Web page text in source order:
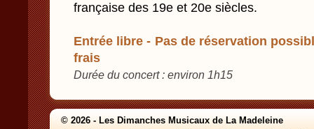
française des 19e et 20e siècles.
Entrée libre - Pas de réservation
frais
Durée du concert : environ 1h15
© 2026 - Les Dimanches Musicaux de La Madeleine